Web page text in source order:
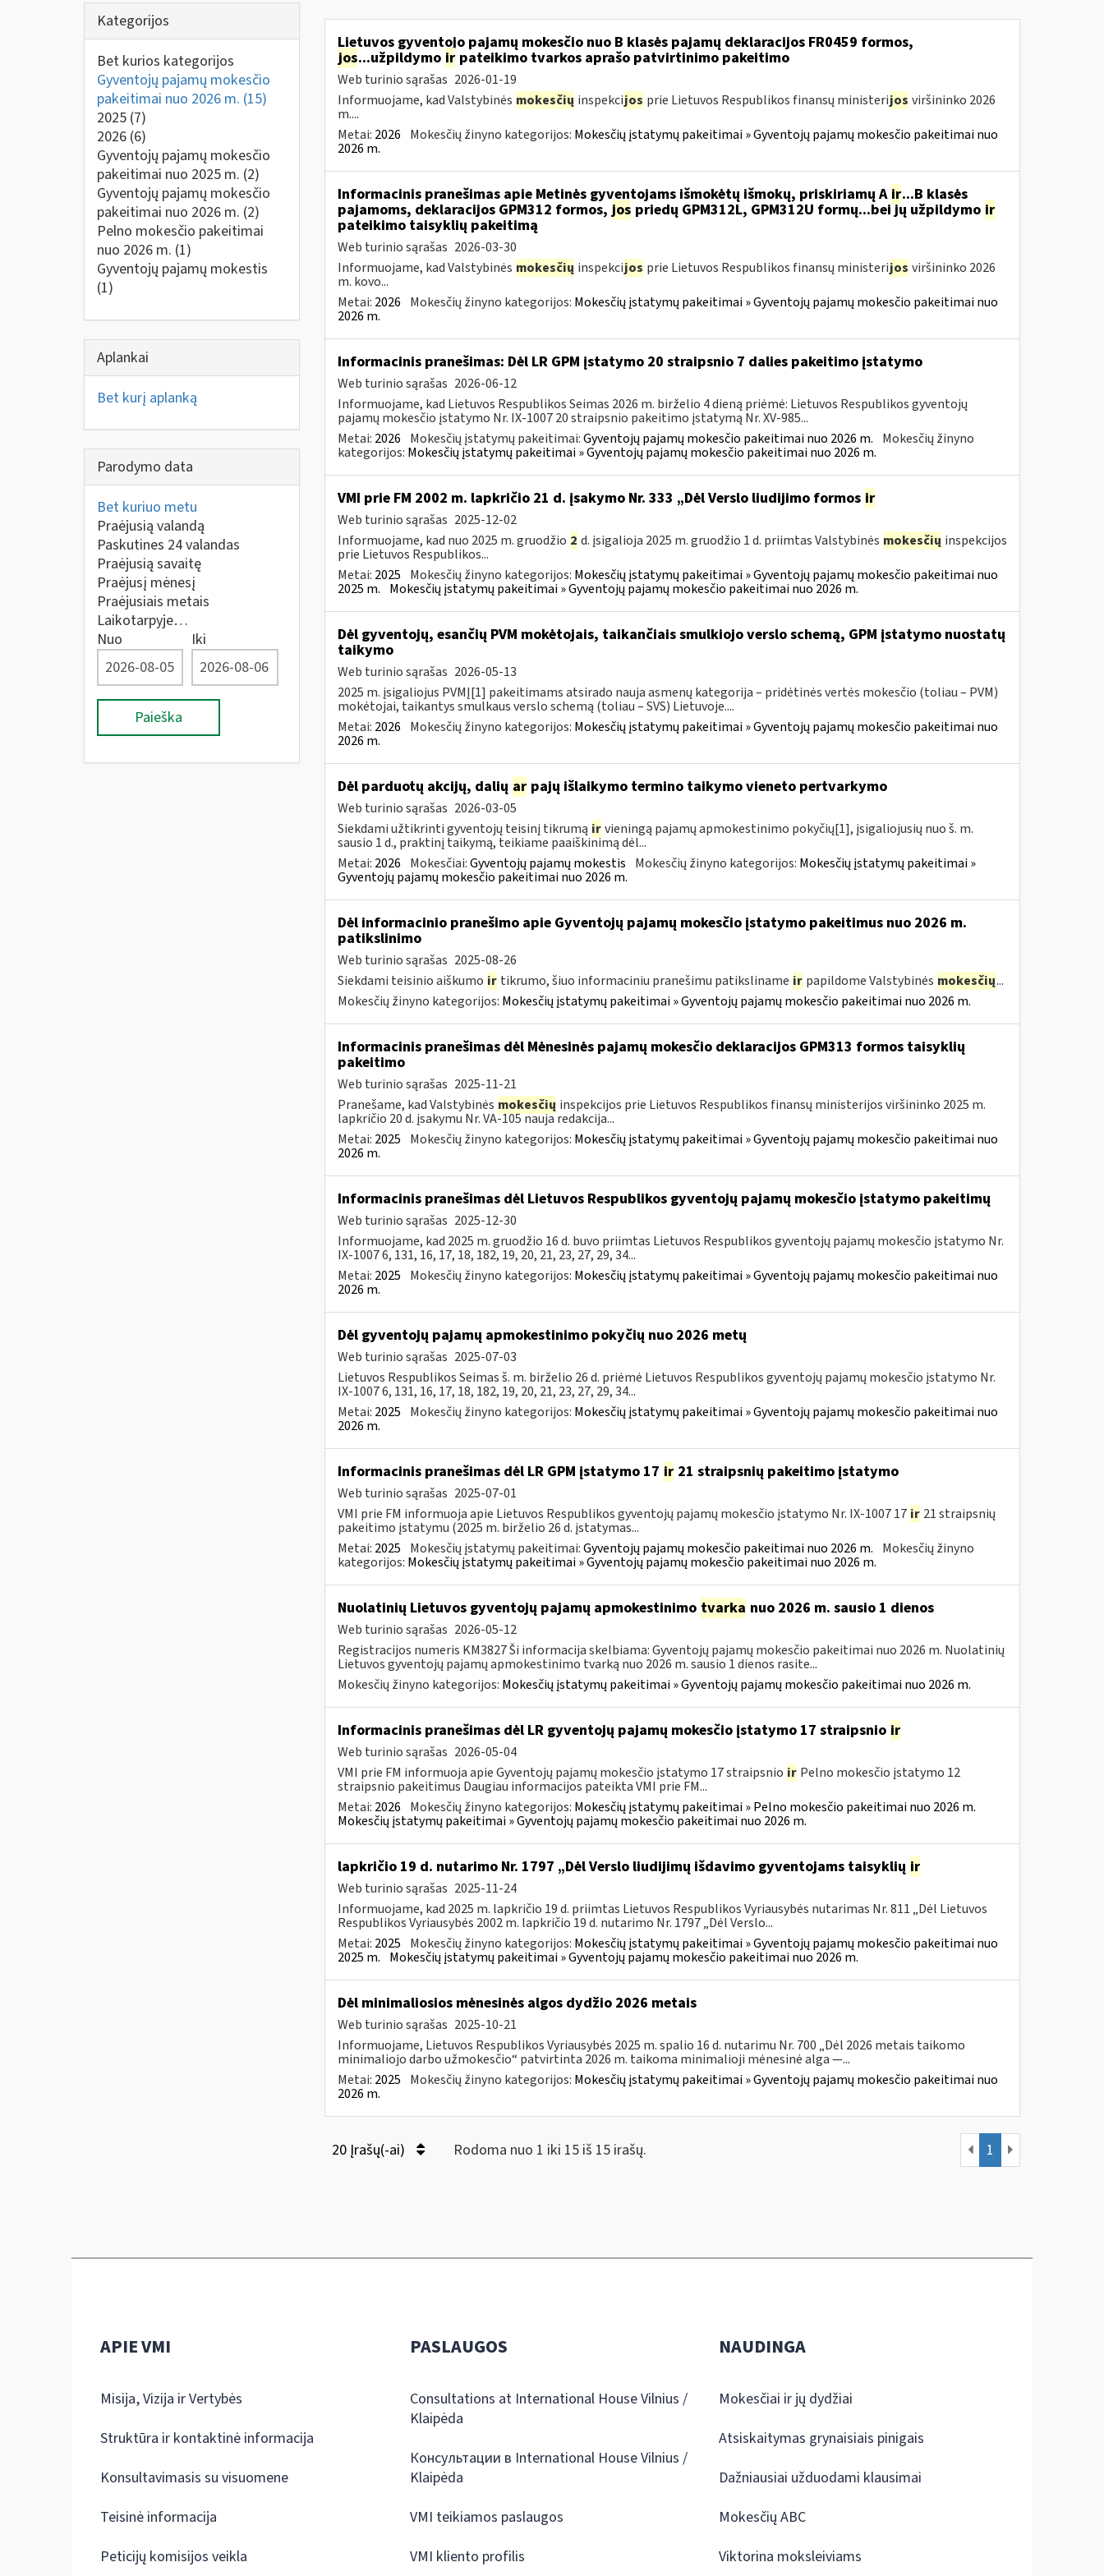
Kategorijos
Bet kurios kategorijos
Gyventojų pajamų mokesčio
pakeitimai nuo 2026 m. (15)
2025 (7)
2026 (6)
Gyventojų pajamų mokesčio
pakeitimai nuo 2025 m. (2)
Gyventojų pajamų mokesčio
pakeitimai nuo 2026 m. (2)
Pelno mokesčio pakeitimai
nuo 2026 m. (1)
Gyventojų pajamų mokestis
(1)
Aplankai
Bet kurį aplanką
Parodymo data
Bet kuriuo metu
Praėjusią valandą
Paskutines 24 valandas
Praėjusią savaitę
Praėjusį mėnesį
Praėjusiais metais
Laikotarpyje…
Nuo
Iki
Paieška
Lietuvos gyventojo pajamų mokesčio nuo B klasės pajamų deklaracijos FR0459 formos,
jos...užpildymo irpateikimo tvarkos aprašo patvirtinimo pakeitimo
Web turinio sąrašas 2026-01-19
Informuojame, kad Valstybinės mokesčių inspekcijos prie Lietuvos Respublikos finansų ministerijos viršininko 2026
m....
Metai: 2026 Mokesčių žinyno kategorijos: Mokesčių įstatymų pakeitimai » Gyventojų pajamų mokesčio pakeitimai nuo
2026 m.
Informacinis pranešimas apie Metinės gyventojams išmokėtų išmokų, priskiriamų A ir...B klasės
pajamoms, deklaracijos GPM312 formos, jos priedų GPM312L, GPM312U formų...bei jų užpildymo ir
pateikimo taisyklių pakeitimą
Web turinio sąrašas 2026-03-30
Informuojame, kad Valstybinės mokesčių inspekcijos prie Lietuvos Respublikos finansų ministerijos viršininko 2026
m. kovo...
Metai: 2026 Mokesčių žinyno kategorijos: Mokesčių įstatymų pakeitimai » Gyventojų pajamų mokesčio pakeitimai nuo
2026 m.
Informacinis pranešimas: Dėl LR GPM įstatymo 20 straipsnio 7 dalies pakeitimo įstatymo
Web turinio sąrašas 2026-06-12
Informuojame, kad Lietuvos Respublikos Seimas 2026 m. birželio 4 dieną priėmė: Lietuvos Respublikos gyventojų
pajamų mokesčio įstatymo Nr. IX-1007 20 straipsnio pakeitimo įstatymą Nr. XV-985...
Metai: 2026 Mokesčių įstatymų pakeitimai:Gyventojų pajamų mokesčio pakeitimai nuo 2026 m. Mokesčių žinyno
kategorijos: Mokesčių įstatymų pakeitimai » Gyventojų pajamų mokesčio pakeitimai nuo 2026 m.
VMI prie FM 2002 m. lapkričio 21 d. įsakymo Nr. 333 „Dėl Verslo liudijimo formos ir
Web turinio sąrašas 2025-12-02
Informuojame, kad nuo 2025 m. gruodžio 2 d. įsigalioja 2025 m. gruodžio 1 d. priimtas Valstybinės mokesčių inspekcijos
prie Lietuvos Respublikos...
Metai: 2025 Mokesčių žinyno kategorijos: Mokesčių įstatymų pakeitimai » Gyventojų pajamų mokesčio pakeitimai nuo
2025 m. Mokesčių įstatymų pakeitimai » Gyventojų pajamų mokesčio pakeitimai nuo 2026 m.
Dėl gyventojų, esančių PVM mokėtojais, taikančiais smulkiojo verslo schemą, GPM įstatymo nuostatų
taikymo
Web turinio sąrašas 2026-05-13
2025 m. įsigaliojus PVMĮ[1] pakeitimams atsirado nauja asmenų kategorija – pridėtinės vertės mokesčio (toliau – PVM)
mokėtojai, taikantys smulkaus verslo schemą (toliau – SVS) Lietuvoje....
Metai: 2026 Mokesčių žinyno kategorijos: Mokesčių įstatymų pakeitimai » Gyventojų pajamų mokesčio pakeitimai nuo
2026 m.
Dėl parduotų akcijų, dalių arpajų išlaikymo termino taikymo vieneto pertvarkymo
Web turinio sąrašas 2026-03-05
Siekdami užtikrinti gyventojų teisinį tikrumą ir vieningą pajamų apmokestinimo pokyčių[1], įsigaliojusių nuo š. m.
sausio 1 d., praktinį taikymą, teikiame paaiškinimą dėl...
Metai: 2026 Mokesčiai:Gyventojų pajamų mokestis Mokesčių žinyno kategorijos: Mokesčių įstatymų pakeitimai »
Gyventojų pajamų mokesčio pakeitimai nuo 2026 m.
Dėl informacinio pranešimo apie Gyventojų pajamų mokesčio įstatymo pakeitimus nuo 2026 m.
patikslinimo
Web turinio sąrašas 2025-08-26
Siekdami teisinio aiškumo ir tikrumo, šiuo informaciniu pranešimu patiksliname ir papildome Valstybinės mokesčių...
Mokesčių žinyno kategorijos: Mokesčių įstatymų pakeitimai » Gyventojų pajamų mokesčio pakeitimai nuo 2026 m.
Informacinis pranešimas dėl Mėnesinės pajamų mokesčio deklaracijos GPM313 formos taisyklių
pakeitimo
Web turinio sąrašas 2025-11-21
Pranešame, kad Valstybinės mokesčių inspekcijos prie Lietuvos Respublikos finansų ministerijos viršininko 2025 m.
lapkričio 20 d. įsakymu Nr. VA-105 nauja redakcija...
Metai: 2025 Mokesčių žinyno kategorijos: Mokesčių įstatymų pakeitimai » Gyventojų pajamų mokesčio pakeitimai nuo
2026 m.
Informacinis pranešimas dėl Lietuvos Respublikos gyventojų pajamų mokesčio įstatymo pakeitimų
Web turinio sąrašas 2025-12-30
Informuojame, kad 2025 m. gruodžio 16 d. buvo priimtas Lietuvos Respublikos gyventojų pajamų mokesčio įstatymo Nr.
IX-1007 6, 131, 16, 17, 18, 182, 19, 20, 21, 23, 27, 29, 34...
Metai: 2025 Mokesčių žinyno kategorijos: Mokesčių įstatymų pakeitimai » Gyventojų pajamų mokesčio pakeitimai nuo
2026 m.
Dėl gyventojų pajamų apmokestinimo pokyčių nuo 2026 metų
Web turinio sąrašas 2025-07-03
Lietuvos Respublikos Seimas š. m. birželio 26 d. priėmė Lietuvos Respublikos gyventojų pajamų mokesčio įstatymo Nr.
IX-1007 6, 131, 16, 17, 18, 182, 19, 20, 21, 23, 27, 29, 34...
Metai: 2025 Mokesčių žinyno kategorijos: Mokesčių įstatymų pakeitimai » Gyventojų pajamų mokesčio pakeitimai nuo
2026 m.
Informacinis pranešimas dėl LR GPM įstatymo 17 ir21 straipsnių pakeitimo įstatymo
Web turinio sąrašas 2025-07-01
VMI prie FM informuoja apie Lietuvos Respublikos gyventojų pajamų mokesčio įstatymo Nr. IX-1007 17 ir 21 straipsnių
pakeitimo įstatymu (2025 m. birželio 26 d. įstatymas...
Metai: 2025 Mokesčių įstatymų pakeitimai:Gyventojų pajamų mokesčio pakeitimai nuo 2026 m. Mokesčių žinyno
kategorijos: Mokesčių įstatymų pakeitimai » Gyventojų pajamų mokesčio pakeitimai nuo 2026 m.
Nuolatinių Lietuvos gyventojų pajamų apmokestinimo tvarka nuo 2026 m. sausio 1 dienos
Web turinio sąrašas 2026-05-12
Registracijos numeris KM3827 Ši informacija skelbiama: Gyventojų pajamų mokesčio pakeitimai nuo 2026 m. Nuolatinių
Lietuvos gyventojų pajamų apmokestinimo tvarką nuo 2026 m. sausio 1 dienos rasite...
Mokesčių žinyno kategorijos: Mokesčių įstatymų pakeitimai » Gyventojų pajamų mokesčio pakeitimai nuo 2026 m.
Informacinis pranešimas dėl LR gyventojų pajamų mokesčio įstatymo 17 straipsnio ir
Web turinio sąrašas 2026-05-04
VMI prie FM informuoja apie Gyventojų pajamų mokesčio įstatymo 17 straipsnio ir Pelno mokesčio įstatymo 12
straipsnio pakeitimus Daugiau informacijos pateikta VMI prie FM...
Metai: 2026 Mokesčių žinyno kategorijos: Mokesčių įstatymų pakeitimai » Pelno mokesčio pakeitimai nuo 2026 m.
Mokesčių įstatymų pakeitimai » Gyventojų pajamų mokesčio pakeitimai nuo 2026 m.
lapkričio 19 d. nutarimo Nr. 1797 „Dėl Verslo liudijimų išdavimo gyventojams taisyklių ir
Web turinio sąrašas 2025-11-24
Informuojame, kad 2025 m. lapkričio 19 d. priimtas Lietuvos Respublikos Vyriausybės nutarimas Nr. 811 „Dėl Lietuvos
Respublikos Vyriausybės 2002 m. lapkričio 19 d. nutarimo Nr. 1797 „Dėl Verslo...
Metai: 2025 Mokesčių žinyno kategorijos: Mokesčių įstatymų pakeitimai » Gyventojų pajamų mokesčio pakeitimai nuo
2025 m. Mokesčių įstatymų pakeitimai » Gyventojų pajamų mokesčio pakeitimai nuo 2026 m.
Dėl minimaliosios mėnesinės algos dydžio 2026 metais
Web turinio sąrašas 2025-10-21
Informuojame, Lietuvos Respublikos Vyriausybės 2025 m. spalio 16 d. nutarimu Nr. 700 „Dėl 2026 metais taikomo
minimaliojo darbo užmokesčio“ patvirtinta 2026 m. taikoma minimalioji mėnesinė alga —...
Metai: 2025 Mokesčių žinyno kategorijos: Mokesčių įstatymų pakeitimai » Gyventojų pajamų mokesčio pakeitimai nuo
2026 m.
20 Įrašų(-ai) Rodoma nuo 1 iki 15 iš 15 irašų. 1
APIE VMI
Misija, Vizija ir Vertybės
Struktūra ir kontaktinė informacija
Konsultavimasis su visuomene
Teisinė informacija
Peticijų komisijos veikla
PASLAUGOS
Consultations at International House Vilnius /
Klaipėda
Консультации в International House Vilnius /
Klaipėda
VMI teikiamos paslaugos
VMI kliento profilis
NAUDINGA
Mokesčiai ir jų dydžiai
Atsiskaitymas grynaisiais pinigais
Dažniausiai užduodami klausimai
Mokesčių ABC
Viktorina moksleiviams